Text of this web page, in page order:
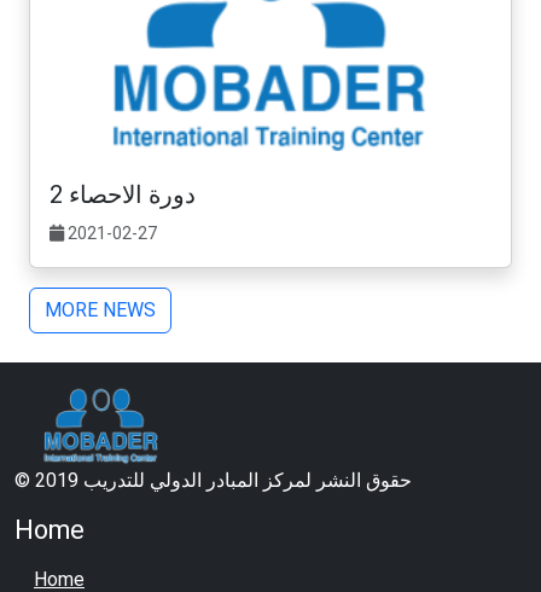
دورة الاحصاء 2
2021-02-27
MORE NEWS
© 2019 حقوق النشر لمركز المبادر الدولي للتدريب
Home
Home